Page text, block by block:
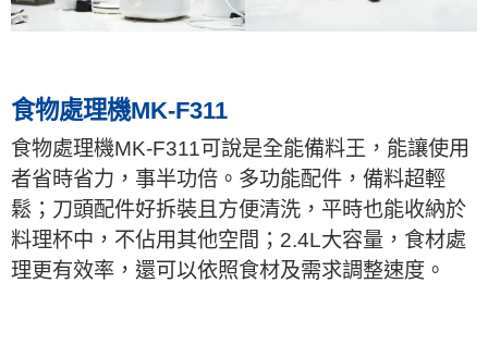
食物處理機MK-F311
食物處理機MK-F311可說是全能備料王，能讓使用
者省時省力，事半功倍。多功能配件，備料超輕
鬆；刀頭配件好拆裝且方便清洗，平時也能收納於
料理杯中，不佔用其他空間；2.4L大容量，食材處
理更有效率，還可以依照食材及需求調整速度。